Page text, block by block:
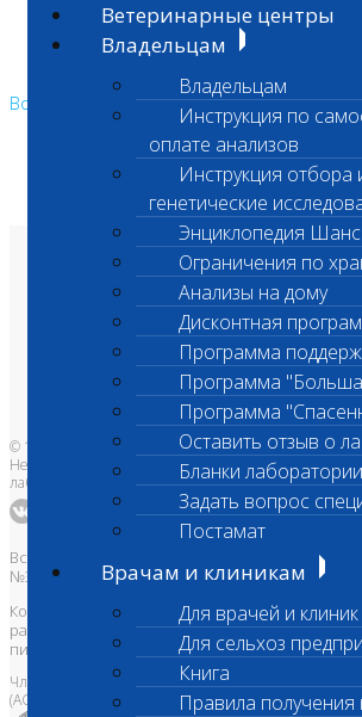
Ветеринарные центры
Владельцам
Владельцам
Инструкция по
оплате анализов
Инструкция отбора
генетические
Энциклопедия
Ограничения по
Анализы на дому
Дисконтная
Программа
Программа
Программа
Оставить отзыв о
Бланки лаборатории
Задать вопрос
Постамат
Врачам и клиникам
Для врачей и клиник
Для сельхоз
Книга
Правила получения
Возврат к списку
О лаборатории
Анализы и цены
Ветеринарные центры
Владельцам
Врачам и клиникам
Бланки лаборатории
Банк донорской крови
Адреса лабораторий
© 1996-2026
Независимая ветеринарная
лаборатория Шанс Био
Все права защищены и охраняются законом.
№395740 от 2008 г. ООО "ШАНС БИО"
Копирование, тиражирование, а также
размещенных на сайтеwww.vetlab.ruвозможно
письменного разрешения Правообладателя
Член Национальной ветеринарной палаты
(АСРО НВП)